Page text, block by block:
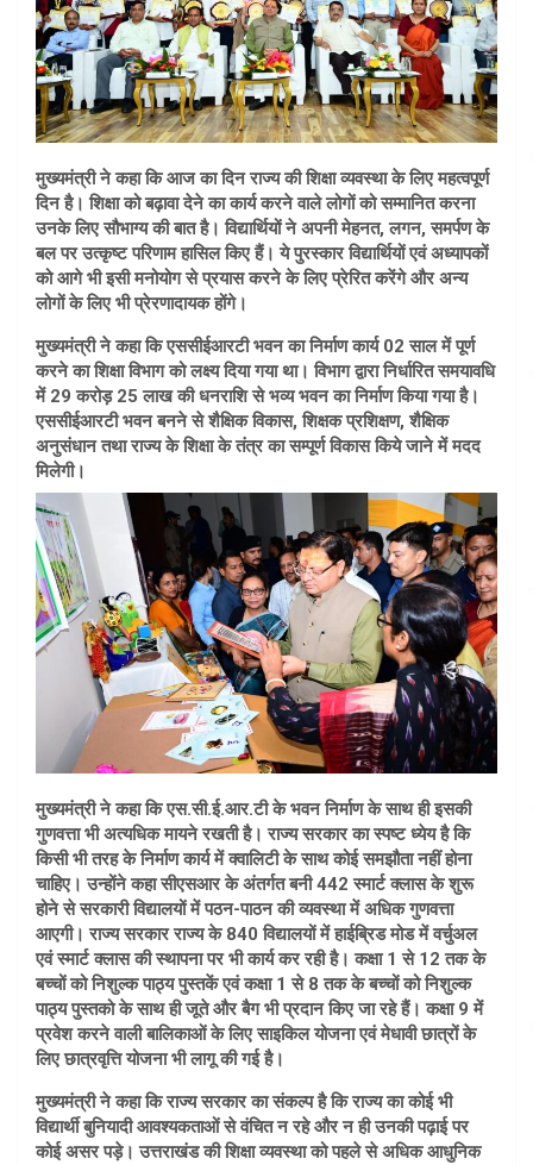
मुख्यमंत्री ने कहा कि आज का दिन राज्य की शिक्षा व्यवस्था के लिए महत्वपूर्ण
दिन है। शिक्षा को बढ़ावा देने का कार्य करने वाले लोगों को सम्मानित करना
उनके लिए सौभाग्य की बात है। विद्यार्थियों ने अपनी मेहनत, लगन, समर्पण के
बल पर उत्कृष्ट परिणाम हासिल किए हैं। ये पुरस्कार विद्यार्थियों एवं अध्यापकों
को आगे भी इसी मनोयोग से प्रयास करने के लिए प्रेरित करेंगे और अन्य
लोगों के लिए भी प्रेरणादायक होंगे।
मुख्यमंत्री ने कहा कि एससीईआरटी भवन का निर्माण कार्य 02 साल में पूर्ण
करने का शिक्षा विभाग को लक्ष्य दिया गया था। विभाग द्वारा निर्धारित समयावधि
में 29 करोड़ 25 लाख की धनराशि से भव्य भवन का निर्माण किया गया है।
एससीईआरटी भवन बनने से शैक्षिक विकास, शिक्षक प्रशिक्षण, शैक्षिक
अनुसंधान तथा राज्य के शिक्षा के तंत्र का सम्पूर्ण विकास किये जाने में मदद
मिलेगी।
मुख्यमंत्री ने कहा कि एस.सी.ई.आर.टी के भवन निर्माण के साथ ही इसकी
गुणवत्ता भी अत्यधिक मायने रखती है। राज्य सरकार का स्पष्ट ध्येय है कि
किसी भी तरह के निर्माण कार्य में क्वालिटी के साथ कोई समझौता नहीं होना
चाहिए। उन्होंने कहा सीएसआर के अंतर्गत बनी 442 स्मार्ट क्लास के शुरू
होने से सरकारी विद्यालयों में पठन-पाठन की व्यवस्था में अधिक गुणवत्ता
आएगी। राज्य सरकार राज्य के 840 विद्यालयों में हाईब्रिड मोड में वर्चुअल
एवं स्मार्ट क्लास की स्थापना पर भी कार्य कर रही है। कक्षा 1 से 12 तक के
बच्चों को निशुल्क पाठ्य पुस्तकें एवं कक्षा 1 से 8 तक के बच्चों को निशुल्क
पाठ्य पुस्तको के साथ ही जूते और बैग भी प्रदान किए जा रहे हैं। कक्षा 9 में
प्रवेश करने वाली बालिकाओं के लिए साइकिल योजना एवं मेधावी छात्रों के
लिए छात्रवृत्ति योजना भी लागू की गई है।
मुख्यमंत्री ने कहा कि राज्य सरकार का संकल्प है कि राज्य का कोई भी
विद्यार्थी बुनियादी आवश्यकताओं से वंचित न रहे और न ही उनकी पढ़ाई पर
कोई असर पड़े। उत्तराखंड की शिक्षा व्यवस्था को पहले से अधिक आधुनिक